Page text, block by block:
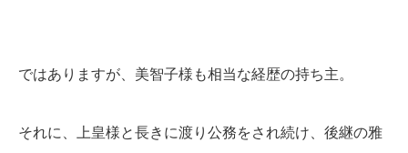
ではありますが、美智子様も相当な経歴の持ち主。
それに、上皇様と長きに渡り公務をされ続け、後継の雅